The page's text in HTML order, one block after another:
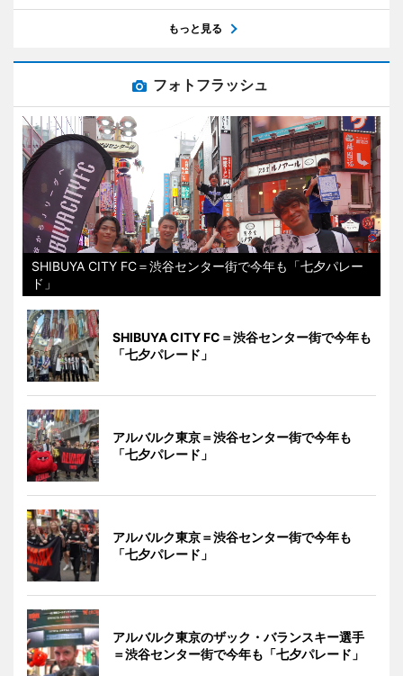
もっと見る
フォトフラッシュ
SHIBUYA CITY FC＝渋谷センター街で今年も「七夕パレー
ド」
SHIBUYA CITY FC＝渋谷センター街で今年も
「七夕パレード」
アルバルク東京＝渋谷センター街で今年も
「七夕パレード」
アルバルク東京＝渋谷センター街で今年も
「七夕パレード」
アルバルク東京のザック・バランスキー選手
＝渋谷センター街で今年も「七夕パレード」